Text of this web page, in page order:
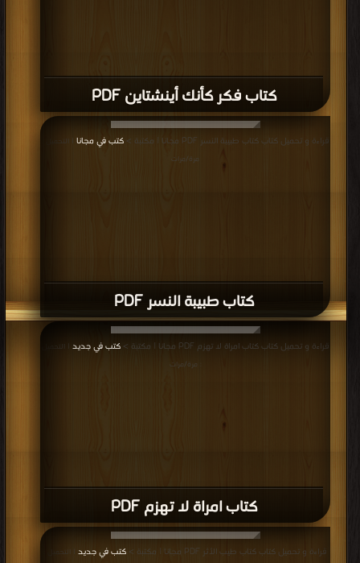
كتاب فكر كأنك أينشتاين PDF
كتاب طبيبة النسر PDF
قراءة و تحميل كتاب كتاب طبيبة النسر PDF مجانا | مكتبة > كتب في مجانا | التحميل :
مرة/مرات
كتاب امراة لا تهزم PDF
قراءة و تحميل كتاب كتاب امراة لا تهزم PDF مجانا | مكتبة > كتب في جديد | التحميل
: مرة/مرات
قراءة و تحميل كتاب كتاب طيب الأثر PDF مجانا | مكتبة > كتب في جديد | التحميل :